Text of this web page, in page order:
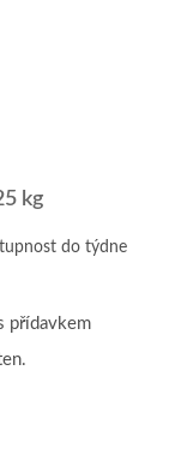
kg
do týdne
přídavkem